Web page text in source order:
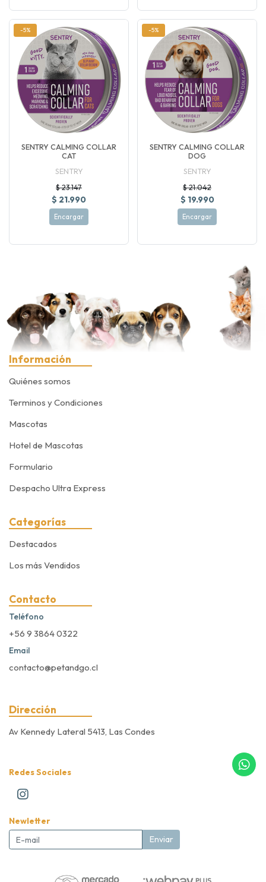
-5%
SENTRY CALMING COLLAR
CAT
SENTRY
$ 23.147
$ 21.990
Encargar
-5%
SENTRY CALMING COLLAR
DOG
SENTRY
$ 21.042
$ 19.990
Encargar
Información
Quiénes somos
Terminos y Condiciones
Mascotas
Hotel de Mascotas
Formulario
Despacho Ultra Express
Categorías
Destacados
Los más Vendidos
Contacto
Teléfono
+56 9 3864 0322
Email
contacto@petandgo.cl
Dirección
Av Kennedy Lateral 5413, Las Condes
Redes Sociales
Newletter
Enviar